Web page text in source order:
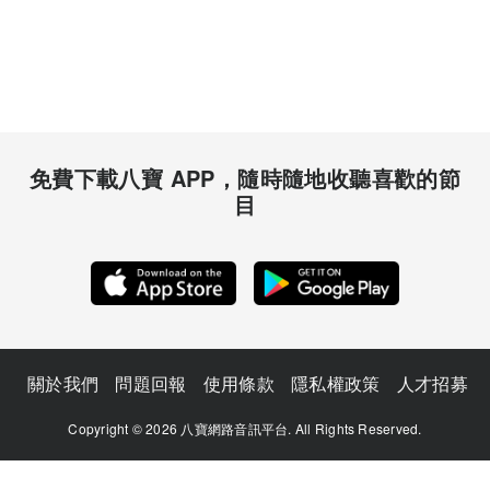
免費下載八寶 APP，隨時隨地收聽喜歡的節
目
關於我們 問題回報 使用條款 隱私權政策 人才招募
Copyright © 2026 八寶網路音訊平台. All Rights Reserved.